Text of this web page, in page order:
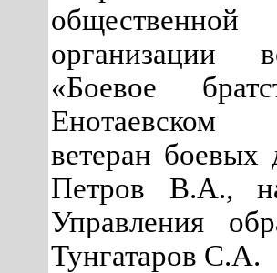
общественной
организации
«Боевое
Енотаевском
ветеран боевых
Петров В.А.,
Управления
Тунгатаров С.А.